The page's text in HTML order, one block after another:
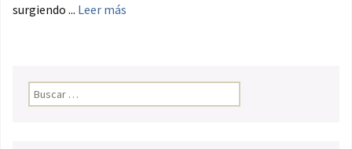
surgiendo ... Leer más
Buscar: